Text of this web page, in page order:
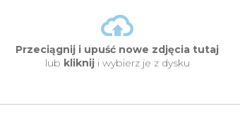
Przeciągnij i upuść nowe zdjęcia tutaj
lub klikniji wybierz je z dysku